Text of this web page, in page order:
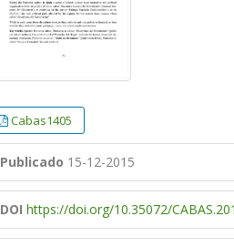
Cabas1405
Publicado 15-12-2015
DOI https://doi.org/10.35072/